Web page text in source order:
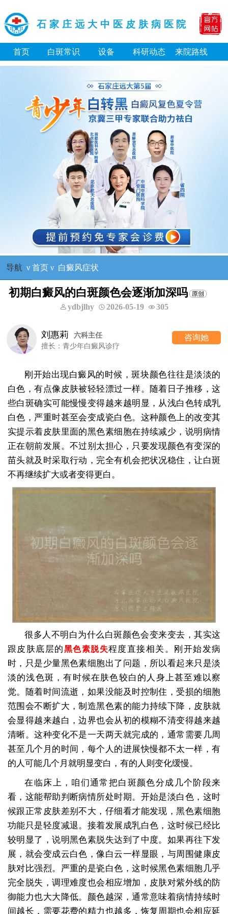
石家庄远大中医皮肤病医院
首页 白斑常识 设备 科研动态 来院路线
导航 ν 首页ν 白癜风症状
初期白癜风的白斑颜色会逐渐加深吗
ydbjlhy 2026-05-19 305
刘惠莉
六科主任
擅长：青少年白癜风诊疗
咨询她
刚开始出现白癜风的时候，斑块颜色往往是淡淡的
白色，有点像皮肤被轻轻漂过一样。随着日子推移，这
些白斑确实可能慢慢变得越来越明显，从浅白色转成乳
白色，严重时甚至会变成瓷白色。这种颜色上的改变其
实提示着皮肤里面的黑色素细胞在持续减少，说明病情
正在朝前发展。不过别太担心，只要发现颜色有变深的
苗头就及时采取行动，完全有机会把状况稳住，让白斑
不再继续扩大或者变得更白。
很多人不明白为什么白斑颜色会变来变去，其实这
跟皮肤底层的黑色素脱失程度直接相关。刚开始发病
时，只是少量黑色素细胞出了问题，所以看起来只是淡
淡的浅色斑，有时候在肤色较白的人身上甚至难以察
觉。随着时间流逝，如果没能及时控制住，受损的细胞
范围会不断扩大，制造黑色素的能力持续下降，皮肤就
会显得越来越白，边界也会从初的模糊不清变得越来越
清晰。这种变化不是一天两天就完成的，通常需要几周
甚至几个月的时间，每个人的进展快慢都不太一样，有
的人可能几个月就明显变白，有的人则变化缓慢。
在临床上，咱们通常把白斑颜色分成几个阶段来
看，这能帮助判断病情所处时期。开始是淡白色，这时
候跟正常皮肤差别不大，仔细看才能发现，黑色素细胞
功能只是轻度减退。接着发展成乳白色，这时候已经比
较明显了，说明黑色素脱失达到了中度。如果再往下发
展，就会变成云白色，像白云一样显眼，与周围健康皮
肤对比强烈。严重的是瓷白色，这时候黑色素细胞几乎
完全脱失，调理难度也会相应增加，皮肤对紫外线的防
御能力也大大降低。颜色越深，通常意味着病情持续时
间越长，需要花费的精力也越多，恢复周期也会相应延